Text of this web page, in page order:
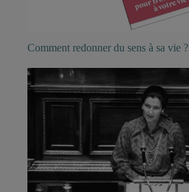
Comment redonner du sens à sa vie ?